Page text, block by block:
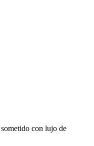
con lujo de